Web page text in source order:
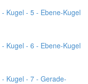
Kugel - 5 - Ebene-Kugel
Kugel - 6 - Ebene-Kugel
Kugel - 7 - Gerade-